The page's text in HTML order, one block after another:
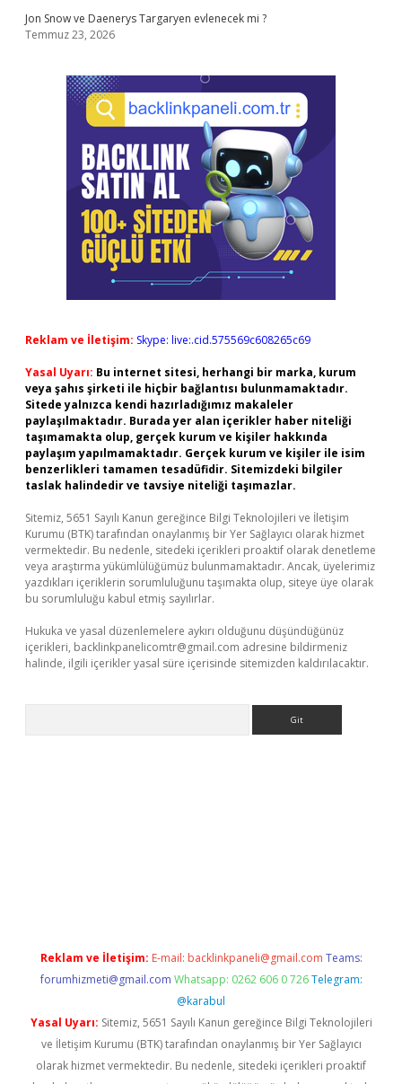
Jon Snow ve Daenerys Targaryen evlenecek mi ?
Temmuz 23, 2026
Reklam ve İletişim: Skype: live:.cid.575569c608265c69
Yasal Uyarı: Bu internet sitesi, herhangi bir marka, kurum
veya şahıs şirketi ile hiçbir bağlantısı bulunmamaktadır.
Sitede yalnızca kendi hazırladığımız makaleler
paylaşılmaktadır. Burada yer alan içerikler haber niteliği
taşımamakta olup, gerçek kurum ve kişiler hakkında
paylaşım yapılmamaktadır. Gerçek kurum ve kişiler ile isim
benzerlikleri tamamen tesadüfidir. Sitemizdeki bilgiler
taslak halindedir ve tavsiye niteliği taşımazlar.
Sitemiz, 5651 Sayılı Kanun gereğince Bilgi Teknolojileri ve İletişim
Kurumu (BTK) tarafından onaylanmış bir Yer Sağlayıcı olarak hizmet
vermektedir. Bu nedenle, sitedeki içerikleri proaktif olarak denetleme
veya araştırma yükümlülüğümüz bulunmamaktadır. Ancak, üyelerimiz
yazdıkları içeriklerin sorumluluğunu taşımakta olup, siteye üye olarak
bu sorumluluğu kabul etmiş sayılırlar.
Hukuka ve yasal düzenlemelere aykırı olduğunu düşündüğünüz
içerikleri, backlinkpanelicomtr@gmail.com adresine bildirmeniz
halinde, ilgili içerikler yasal süre içerisinde sitemizden kaldırılacaktır.
Reklam ve İletişim: E-mail: backlinkpaneli@gmail.com Teams:
forumhizmeti@gmail.com Whatsapp: 0262 606 0 726 Telegram:
@karabul
Yasal Uyarı: Sitemiz, 5651 Sayılı Kanun gereğince Bilgi Teknolojileri
ve İletişim Kurumu (BTK) tarafından onaylanmış bir Yer Sağlayıcı
olarak hizmet vermektedir. Bu nedenle, sitedeki içerikleri proaktif